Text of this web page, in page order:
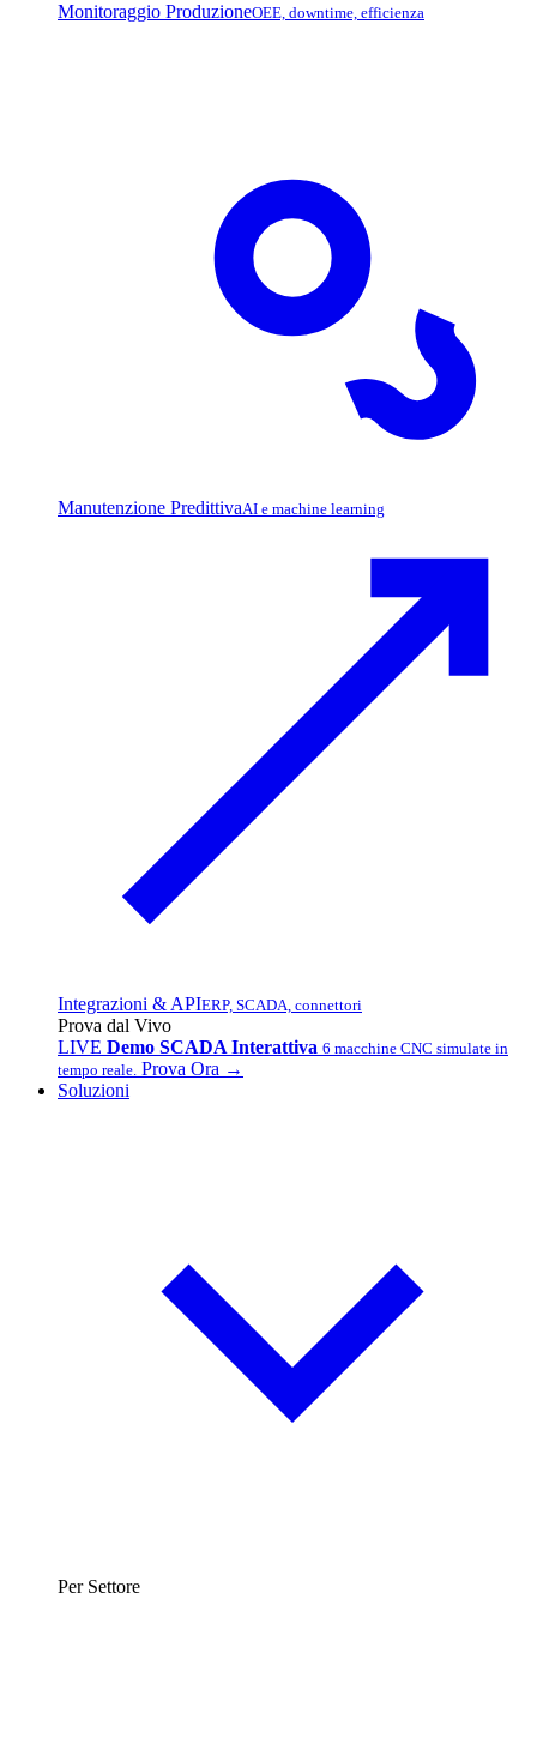
Monitoraggio ProduzioneOEE, downtime, efficienza
Manutenzione PredittivaAI e machine learning
Integrazioni & APIERP, SCADA, connettori
Prova dal Vivo
LIVE Demo SCADA Interattiva 6 macchine CNC simulate in
tempo reale. Prova Ora →
Soluzioni
Per Settore